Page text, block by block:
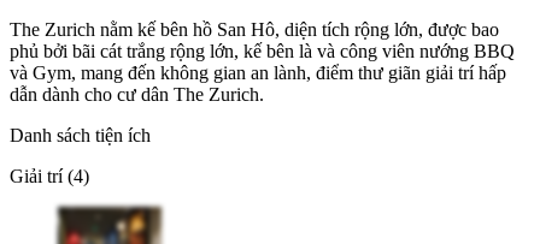
The Zurich nằm kế bên hồ San Hô, diện tích rộng lớn, được bao
phủ bởi bãi cát trắng rộng lớn, kế bên là và công viên nướng BBQ
và Gym, mang đến không gian an lành, điểm thư giãn giải trí hấp
dẫn dành cho cư dân The Zurich.
Danh sách tiện ích
Giải trí (4)